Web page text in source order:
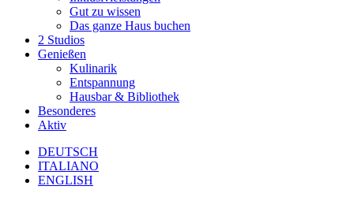
Gut zu wissen
Das ganze Haus buchen
2 Studios
Genießen
Kulinarik
Entspannung
Hausbar & Bibliothek
Besonderes
Aktiv
DEUTSCH
ITALIANO
ENGLISH